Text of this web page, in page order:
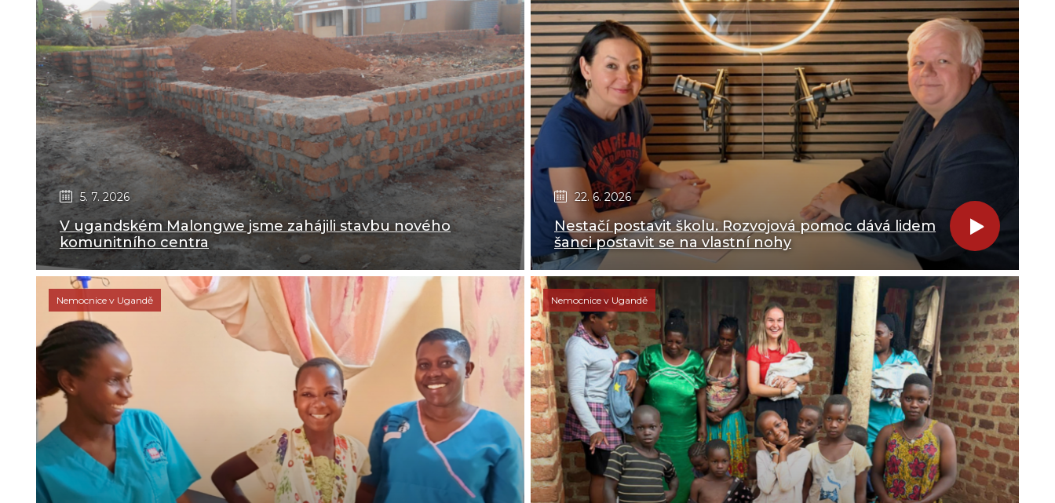
5. 7. 2026
V ugandském Malongwe jsme zahájili stavbu nového
komunitního centra
22. 6. 2026
Nestačí postavit školu. Rozvojová pomoc dává lidem
šanci postavit se na vlastní nohy
Nemocnice v Ugandě Nemocnice v Ugandě